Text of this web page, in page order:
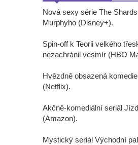
Nová sexy série The
Murphyho (Disney+).
Spin-off k Teorii velkého
nezachránil vesmír (HBO
Hvězdně obsazená
(Netflix).
Akčně-komediální seriál
(Amazon).
Mystický seriál Východní